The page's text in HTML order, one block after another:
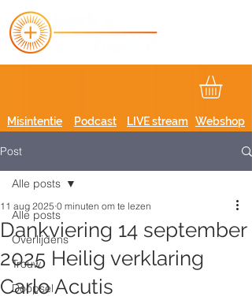
Podcast
Misintentie LIVE stream Webshop
Post
Alle posts
Overlijdens
Trouw
Doopsel
Alle posts
Dankviering 14 september
2025 Heilig verklaring
Carlo Acutis
11 aug 2025 0 minuten om te lezen